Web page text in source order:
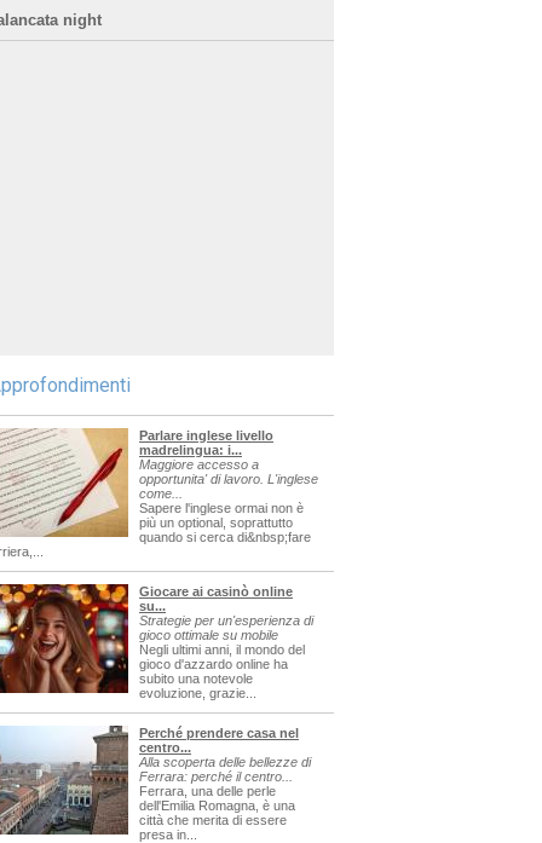
night
Parlare inglese livello
madrelingua: i...
Maggiore accesso a
opportunita' di lavoro. L'inglese
come...
Sapere l'inglese ormai non è
più un optional, soprattutto
quando si cerca di&nbsp;fare
Giocare ai casinò online
su...
Strategie per un'esperienza di
gioco ottimale su mobile
Negli ultimi anni, il mondo del
gioco d'azzardo online ha
subito una notevole
evoluzione, grazie...
Perché prendere casa nel
centro...
Alla scoperta delle bellezze di
Ferrara: perché il centro...
Ferrara, una delle perle
dell'Emilia Romagna, è una
città che merita di essere
presa in...